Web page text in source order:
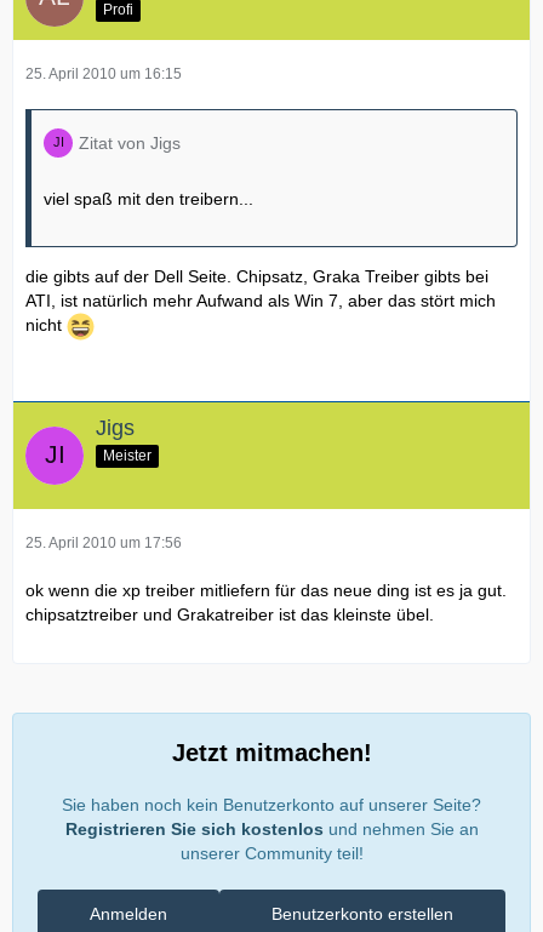
Profi
25. April 2010 um 16:15
Zitat von Jigs
viel spaß mit den treibern...
die gibts auf der Dell Seite. Chipsatz, Graka Treiber gibts bei
ATI, ist natürlich mehr Aufwand als Win 7, aber das stört mich
nicht
Jigs
Meister
25. April 2010 um 17:56
ok wenn die xp treiber mitliefern für das neue ding ist es ja gut.
chipsatztreiber und Grakatreiber ist das kleinste übel.
Jetzt mitmachen!
Sie haben noch kein Benutzerkonto auf unserer Seite?
Registrieren Sie sich kostenlos und nehmen Sie an
unserer Community teil!
Benutzerkonto erstellen
Anmelden